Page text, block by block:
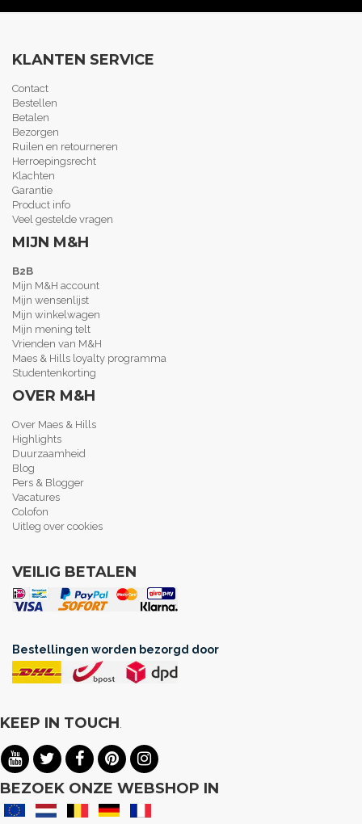
KLANTEN SERVICE
Contact
Bestellen
Betalen
Bezorgen
Ruilen en retourneren
Herroepingsrecht
Klachten
Garantie
Product info
Veel gestelde vragen
MIJN M&H
B2B
Mijn M&H account
Mijn wensenlijst
Mijn winkelwagen
Mijn mening telt
Vrienden van M&H
Maes & Hills loyalty programma
Studentenkorting
OVER M&H
Over Maes & Hills
Highlights
Duurzaamheid
Blog
Pers & Blogger
Vacatures
Colofon
Uitleg over cookies
VEILIG BETALEN
Bestellingen worden bezorgd door
KEEP IN TOUCH.
BEZOEK ONZE WEBSHOP IN